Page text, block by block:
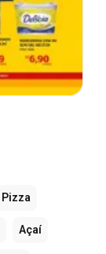
Pizza
Açaí